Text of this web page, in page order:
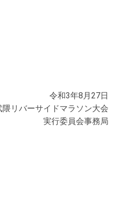
和3年8月27日
リバーサイドマラソン大会
実行委員会事務局